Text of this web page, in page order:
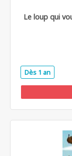
Le loup qui
Dès 1 an